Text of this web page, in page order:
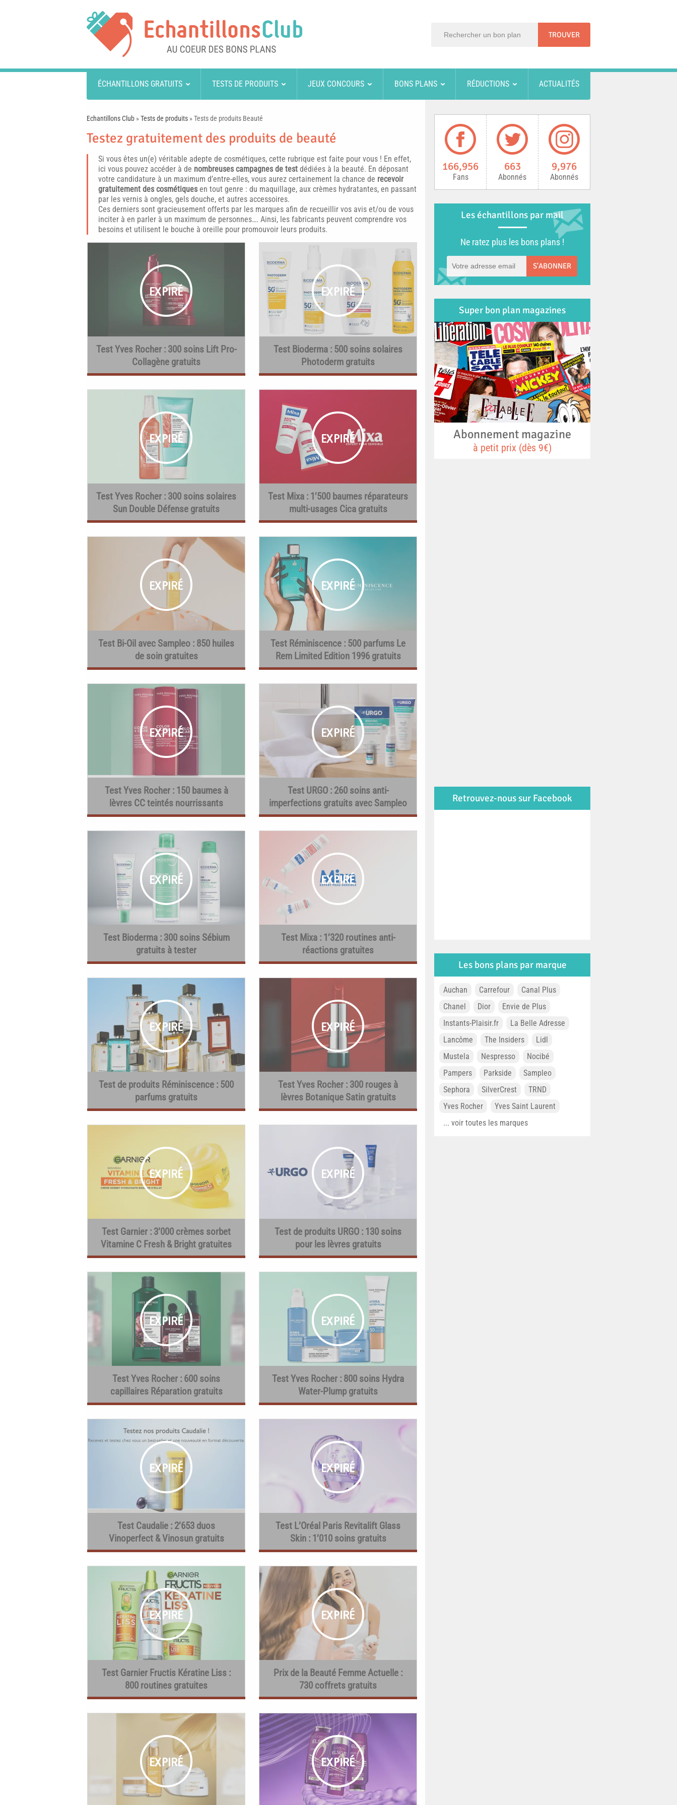
ÉCHANTILLONS GRATUITS TESTS DE PRODUITS JEUX CONCOURS BONS PLANS RÉDUCTIONS ACTUALITÉS
Echantillons Club »Tests de produits »Tests de produits Beauté
Testez gratuitement des produits de beauté
Si vous êtes un(e) véritable adepte de cosmétiques, cette rubrique est faite pour vous ! En effet,
ici vous pouvez accéder à de nombreuses campagnes de test dédiées à la beauté. En déposant
votre candidature à un maximum d’entre-elles, vous aurez certainement la chance de recevoir
gratuitement des cosmétiques en tout genre : du maquillage, aux crèmes hydratantes, en passant
par les vernis à ongles, gels douche, et autres accessoires.
Ces derniers sont gracieusement offerts par les marques afin de recueillir vos avis et/ou de vous
inciter à en parler à un maximum de personnes…. Ainsi, les fabricants peuvent comprendre vos
besoins et utilisent le bouche à oreille pour promouvoir leurs produits.
Test Yves Rocher : 300 soins Lift Pro-
Collagène gratuits
Test Bioderma : 500 soins solaires
Photoderm gratuits
Test Yves Rocher : 300 soins solaires
Sun Double Défense gratuits
Test Mixa : 1’500 baumes réparateurs
multi-usages Cica gratuits
Test Bi-Oil avec Sampleo : 850 huiles
de soin gratuites
Test Réminiscence : 500 parfums Le
Rem Limited Edition 1996 gratuits
Test Yves Rocher : 150 baumes à
lèvres CC teintés nourrissants
gratuits
Test URGO : 260 soins anti-
imperfections gratuits avec Sampleo
Test Bioderma : 300 soins Sébium
gratuits à tester
Test Mixa : 1’320 routines anti-
réactions gratuites
Test de produits Réminiscence : 500
parfums gratuits
Test Yves Rocher : 300 rouges à
lèvres Botanique Satin gratuits
Test Garnier : 3’000 crèmes sorbet
Vitamine C Fresh & Bright gratuites
Test de produits URGO : 130 soins
pour les lèvres gratuits
Test Yves Rocher : 600 soins
capillaires Réparation gratuits
Test Yves Rocher : 800 soins Hydra
Water-Plump gratuits
Test Caudalie : 2’653 duos
Vinoperfect & Vinosun gratuits
Test L’Oréal Paris Revitalift Glass
Skin : 1’010 soins gratuits
Test Garnier Fructis Kératine Liss :
800 routines gratuites
Prix de la Beauté Femme Actuelle :
730 coffrets gratuits
166,956
Fans
663
Abonnés
9,976
Abonnés
Les échantillons par mail
Ne ratez plus les bons plans !
S'ABONNER
Super bon plan magazines
Abonnement magazine
à petit prix (dès 9€)
Retrouvez-nous sur Facebook
Les bons plans par marque
Auchan Carrefour
Canal Plus
Chanel
Dior
Envie de Plus
Instants-Plaisir.fr
La Belle Adresse
Lancôme
The Insiders
Lidl
Mustela
Nespresso
Nocibé
Pampers
Parkside
Sampleo
Sephora
SilverCrest
TRND
Yves Rocher
Yves Saint Laurent
... voir toutes les marques